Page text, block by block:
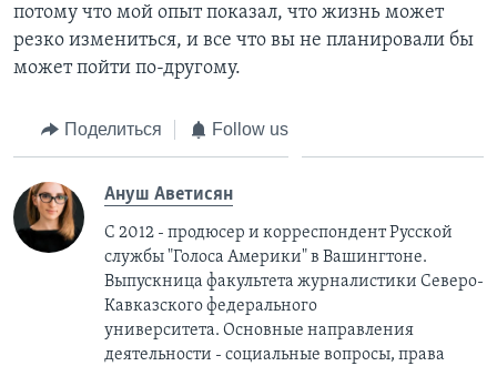
потому что мой опыт показал, что жизнь может
резко измениться, и все что вы не планировали бы
может пойти по-другому.
Поделиться Follow us
Ануш Аветисян
С 2012 - продюсер и корреспондент Русской
службы "Голоса Америки" в Вашингтоне.
Выпускница факультета журналистики Северо-
Кавказского федерального
университета. Основные направления
деятельности - социальные вопросы, права